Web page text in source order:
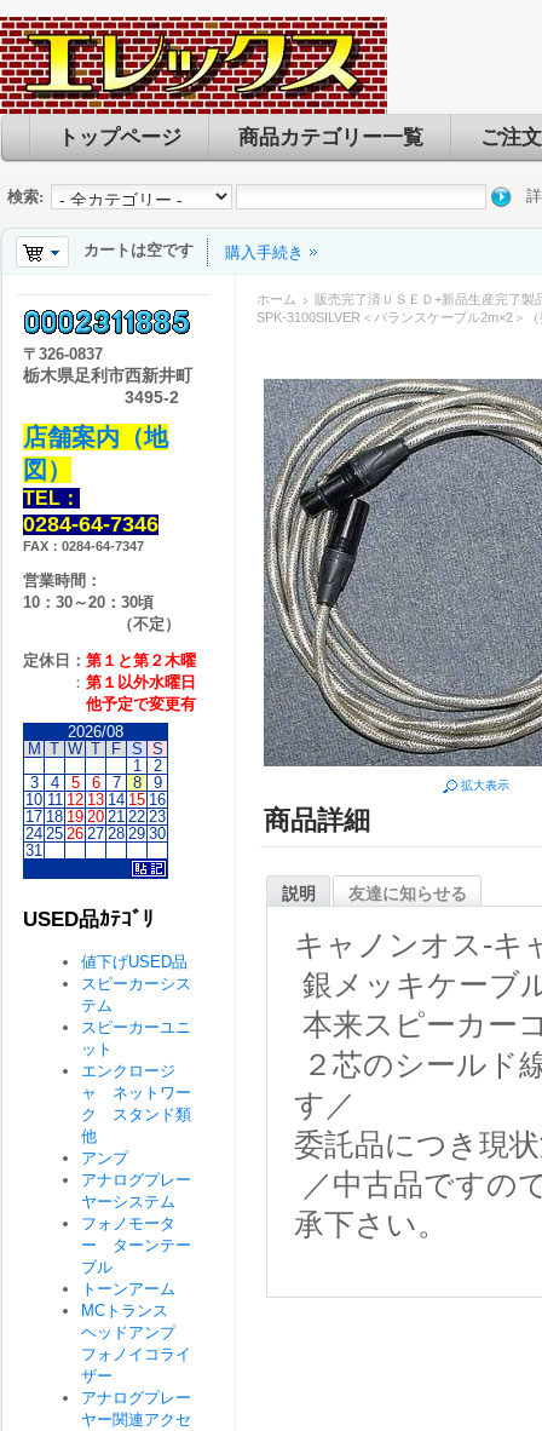
トップページ 商品カテゴリー一覧 ご注
検索:
カートは空です 購入手続き
ホーム
販売完了済ＵＳＥＤ+新品生産完了製
SPK-3100SILVER＜バランスケーブル2m×2＞
拡大表示
商品詳細
説明 友達に知らせる
キャノンオス-キ
銀メッキケーブ
本来スピーカー
２芯のシールド
す／
委託品につき現
／中古品ですの
承下さい。
〒 326-0837
栃木県足利市西新井町
3495-2
店舗案内（地
図）
TEL：
0284-64-7346
FAX：0284-64-7347
営業時間：
10：30～20：30頃
（不定）
定休日： 第１と第２木曜
： 第１以外水曜日
他予定で変更有
2026/08
M T W T F S S
1
2
3
4 5 6 7 8
9
10 11 12 13 14 15 16
17 18 19 20 21 22 23
24 25 26 27 28 29 30
31
USED品ｶﾃｺﾞﾘ
値下げUSED品
スピーカーシス
テム
スピーカーユニ
ット
エンクロージ
ャ ネットワー
ク スタンド類
他
アンプ
アナログプレー
ヤーシステム
フォノモータ
ー ターンテー
ブル
トーンアーム
MCトランス
ヘッドアンプ
フォノイコライ
ザー
アナログプレー
ヤー関連アクセ